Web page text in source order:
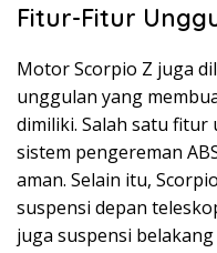
Fitur-Fitur
Motor Scorpio Z juga
unggulan yang
dimiliki. Salah satu
sistem pengereman
aman. Selain itu,
suspensi depan
juga suspensi